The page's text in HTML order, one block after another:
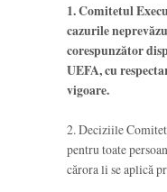
1. Comitetul
cazurile
corespunzător
UEFA, cu
vigoare.
2. Deciziile
pentru toate
cărora li se aplică